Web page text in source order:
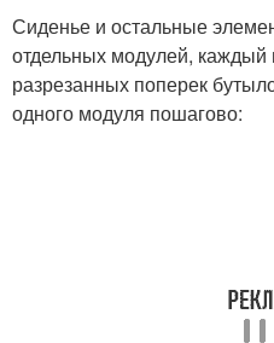
Сиденье и остальные
отдельных модулей, каждый
разрезанных поперек
одного модуля пошагово: